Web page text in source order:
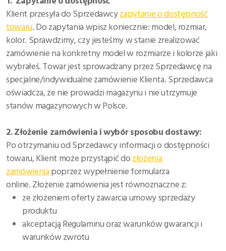
Klient przesyła do Sprzedawcyzapytanie o dostępność
towaru. Do zapytania wpisz koniecznie: model, rozmiar,
kolor. Sprawdzimy, czy jesteśmy w stanie zrealizować
zamówienie na konkretny model w rozmiarze i kolorze jaki
wybrałeś.Towar jest sprowadzany przez Sprzedawcę na
specjalne/indywidualne zamówienie Klienta.Sprzedawca
oświadcza, że nie prowadzi magazynu i nie utrzymuje
stanów magazynowych w Polsce.
2. Złożenie zamówienia i wybór sposobu dostawy:
Po otrzymaniu od Sprzedawcy informacji o dostępności
towaru, Klient może przystąpić dozłożenia
zamówieniapoprzez wypełnienie formularza
online.Złożenie zamówienia jest równoznaczne z:
ze złożeniem oferty zawarcia umowy sprzedaży
produktu
akceptacją Regulaminu oraz warunków gwarancji i
warunków zwrotu